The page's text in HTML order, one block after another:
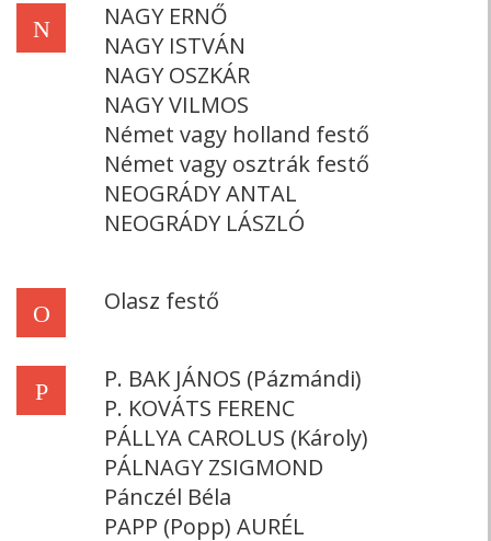
N
NAGY ERNŐ
NAGY ISTVÁN
NAGY OSZKÁR
NAGY VILMOS
Német vagy holland festő
Német vagy osztrák festő
NEOGRÁDY ANTAL
NEOGRÁDY LÁSZLÓ
O Olasz festő
P
P. BAK JÁNOS (Pázmándi)
P. KOVÁTS FERENC
PÁLLYA CAROLUS (Károly)
PÁLNAGY ZSIGMOND
Pánczél Béla
PAPP (Popp) AURÉL